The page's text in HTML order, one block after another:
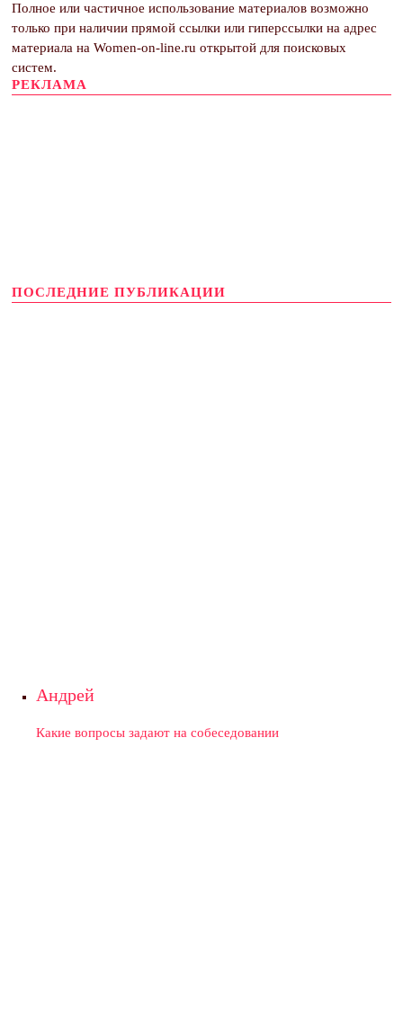
Полное или частичное использование материалов возможно
только при наличии прямой ссылки или гиперссылки на адрес
материала на Women-on-line.ru открытой для поисковых
систем.
РЕКЛАМА
ПОСЛЕДНИЕ ПУБЛИКАЦИИ
Андрей
Какие вопросы задают на собеседовании